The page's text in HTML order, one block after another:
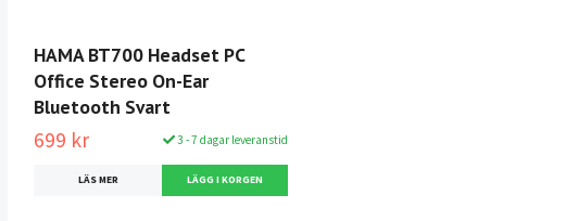
HAMA BT700 Headset PC
Office Stereo On-Ear
Bluetooth Svart
699 kr 3 - 7 dagar leveranstid
LÄS MER